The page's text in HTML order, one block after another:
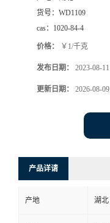
货号： WD1109
cas： 1020-84-4
价格： ￥1/千克
发布日期： 2023-08-11
更新日期： 2026-08-09
产品详请
产地 湖北